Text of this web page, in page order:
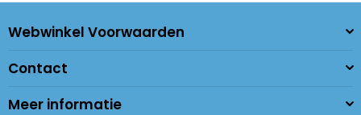
Webwinkel Voorwaarden
Contact
Meer informatie